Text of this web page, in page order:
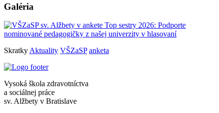
Galéria
Skratky Aktuality VŠZaSP anketa
Vysoká škola zdravotníctva
a sociálnej práce
sv. Alžbety v Bratislave